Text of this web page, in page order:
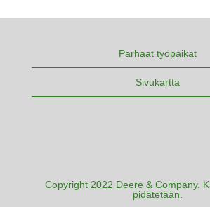
Parhaat työpaikat
Sivukartta
Copyright 2022 Deere & Company.
pidätetään.